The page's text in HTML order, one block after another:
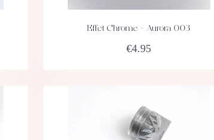
ACHETEZ DÉTAILS
Effet Chrome – Aurora 003
€4.95